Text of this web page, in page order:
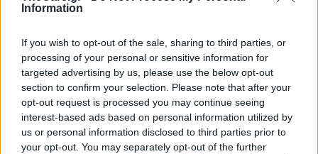
Information
If you wish to opt-out of the sale, sharing to third parties, or
processing of your personal or sensitive information for
targeted advertising by us, please use the below opt-out
section to confirm your selection. Please note that after your
opt-out request is processed you may continue seeing
interest-based ads based on personal information utilized by
us or personal information disclosed to third parties prior to
your opt-out. You may separately opt-out of the further
Δείτε επίσης